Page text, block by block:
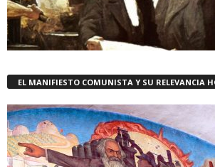
EL MANIFIESTO COMUNISTA Y SU RELEVANCIA